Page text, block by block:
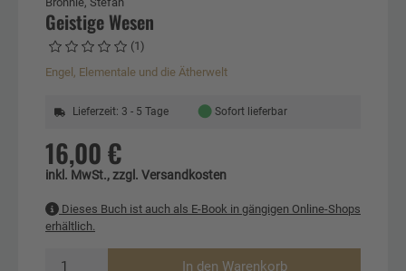
Geistige Wesen
(1)
Engel, Elementale und die Ätherwelt
Lieferzeit: 3 - 5 Tage ● Sofort lieferbar
16,00 €
inkl. MwSt., zzgl. Versandkosten
Dieses Buch ist auch als E-Book in gängigen Online-Shops
erhältlich.
In den Warenkorb